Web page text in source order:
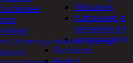
Peltisakset
Pulttisakset ja
voimaleikkurit
vetoniittipihdit
Puristimet
ja telineet
liittimet ja telakointiasemat